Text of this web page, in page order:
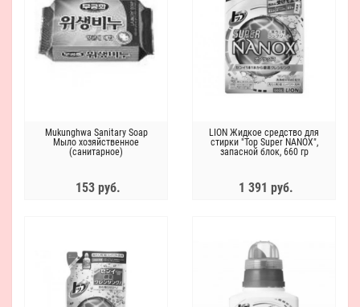
Mukunghwa Sanitary Soap
Мыло хозяйственное
(санитарное)
153 руб.
LION Жидкое средство для
стирки "Top Super NANOX",
запасной блок, 660 гр
1 391 руб.